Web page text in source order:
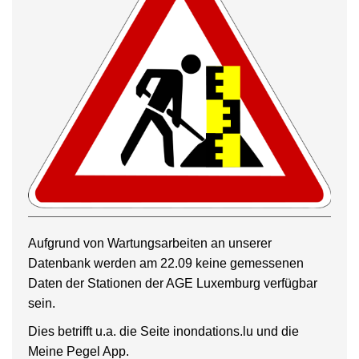
Aufgrund von Wartungsarbeiten an unserer
Datenbank werden am 22.09 keine gemessenen
Daten der Stationen der AGE Luxemburg verfügbar
sein.
Dies betrifft u.a. die Seite inondations.lu und die
Meine Pegel App.